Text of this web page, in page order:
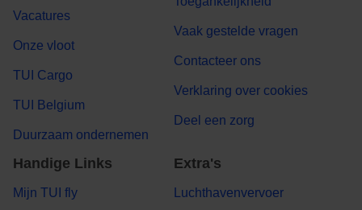
Vacatures
Onze vloot
TUI Cargo
TUI Belgium
Duurzaam ondernemen
Vaak gestelde vragen
Contacteer ons
Verklaring over cookies
Deel een zorg
Handige Links
Mijn TUI fly
Extra's
Luchthavenvervoer